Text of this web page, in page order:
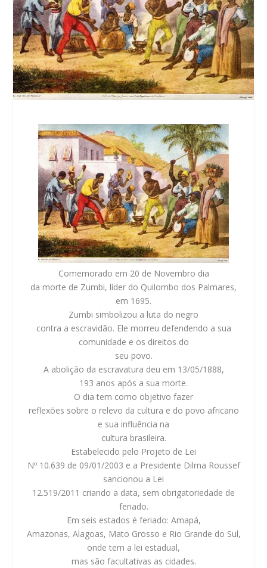
Comemorado em 20 de Novembro dia
da morte de Zumbi, líder do Quilombo dos Palmares,
em 1695.
Zumbi simbolizou a luta do negro
contra a escravidão. Ele morreu defendendo a sua
comunidade e os direitos do
seu povo.
A abolição da escravatura deu em 13/05/1888,
193 anos após a sua morte.
O dia tem como objetivo fazer
reflexões sobre o relevo da cultura e do povo africano
e sua influência na
cultura brasileira.
Estabelecido pelo Projeto de Lei
Nº 10.639 de 09/01/2003 e a Presidente Dilma Roussef
sancionou a Lei
12.519/2011 criando a data, sem obrigatoriedade de
feriado.
Em seis estados é feriado: Amapá,
Amazonas, Alagoas, Mato Grosso e Rio Grande do Sul,
onde tem a lei estadual,
mas são facultativas as cidades.